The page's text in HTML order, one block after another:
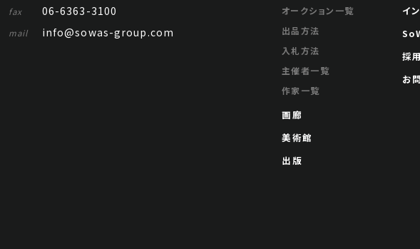
fax 06-6363-3100
mail info@sowas-group.com
オークション一覧
出品方法
入札方法
主催者一覧
作家一覧
画廊
美術館
出版
イ
採
お